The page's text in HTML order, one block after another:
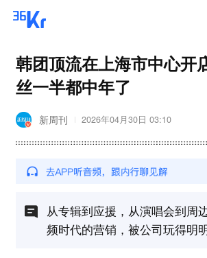
韩团顶流在上海市中心开
丝一半都中年了
新周刊 2026年04月30日 03:10
从专辑到应援，从演唱会到周
频时代的营销，被公司玩得明明